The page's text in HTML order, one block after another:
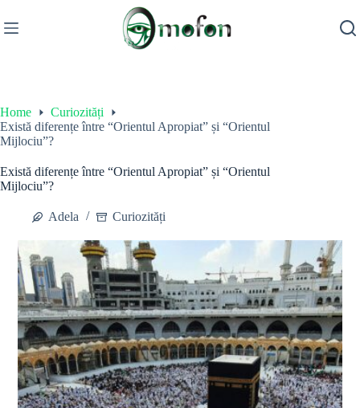
to
content
Home
Curiozități
Există diferențe între “Orientul Apropiat” și “Orientul
Mijlociu”?
Există diferențe între “Orientul Apropiat” și “Orientul
Mijlociu”?
Adela Curiozități